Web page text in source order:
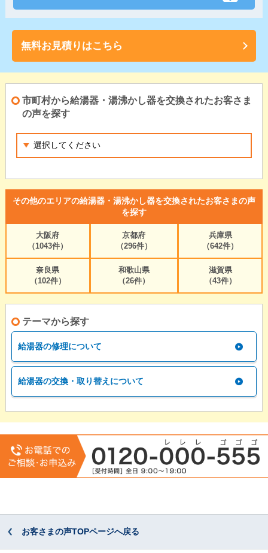
無料お見積りはこちら
市町村から給湯器・湯沸かし器を交換されたお客さま
の声を探す
その他のエリアの給湯器・湯沸かし器を交換されたお客さまの声
を探す
大阪府
（1043件）
京都府
（296件）
兵庫県
（642件）
奈良県
（102件）
和歌山県
（26件）
滋賀県
（43件）
テーマから探す
給湯器の修理について
給湯器の交換・取り替えについて
お客さまの声TOPページへ戻る